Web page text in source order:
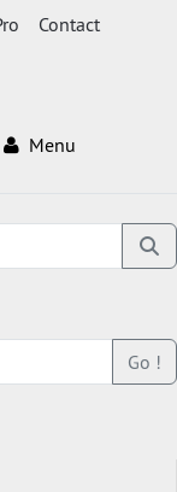
Contact
Menu
Go !